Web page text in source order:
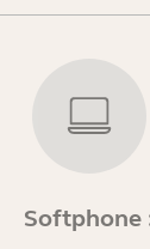
Softphone